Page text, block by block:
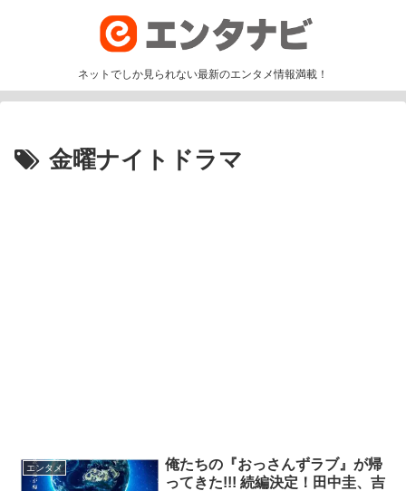
ネットでしか見られない最新のエンタメ情報満載！
金曜ナイトドラマ
エンタメ
俺たちの『おっさんずラブ』が帰
ってきた!!! 続編決定！田中圭、吉